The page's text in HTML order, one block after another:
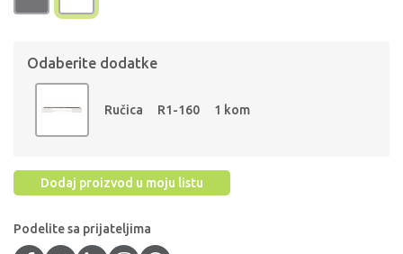
Odaberite dodatke
Ručica R1-160 1 kom
Dodaj proizvod u moju listu
Podelite sa prijateljima